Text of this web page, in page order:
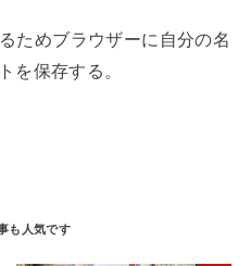
ためブラウザーに自分の名
を保存する。